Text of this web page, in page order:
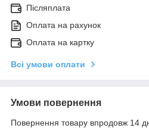
Післяплата
Оплата на рахунок
Оплата на картку
Всі умови оплати
Умови повернення
Повернення товару впродовж 14